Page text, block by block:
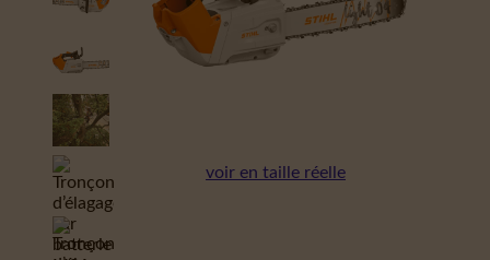
voir en taille réelle